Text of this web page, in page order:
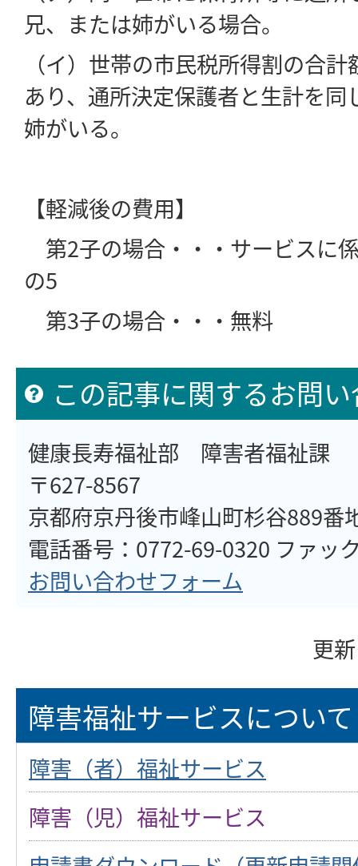
兄、または姉がいる場合。
（イ）世帯の市民税所得割の合
あり、通所決定保護者と生計を
姉がいる。
【軽減後の費用】
第2子の場合・・・サービスに
の5
第3子の場合・・・無料
この記事に関するお問
健康長寿福祉部 障害者福祉課
〒627-8567
京都府京丹後市峰山町杉谷889番
電話番号：0772-69-0320 ファッ
お問い合わせフォーム
更
障害福祉サービスについて
障害（者）福祉サービス
障害（児）福祉サービス